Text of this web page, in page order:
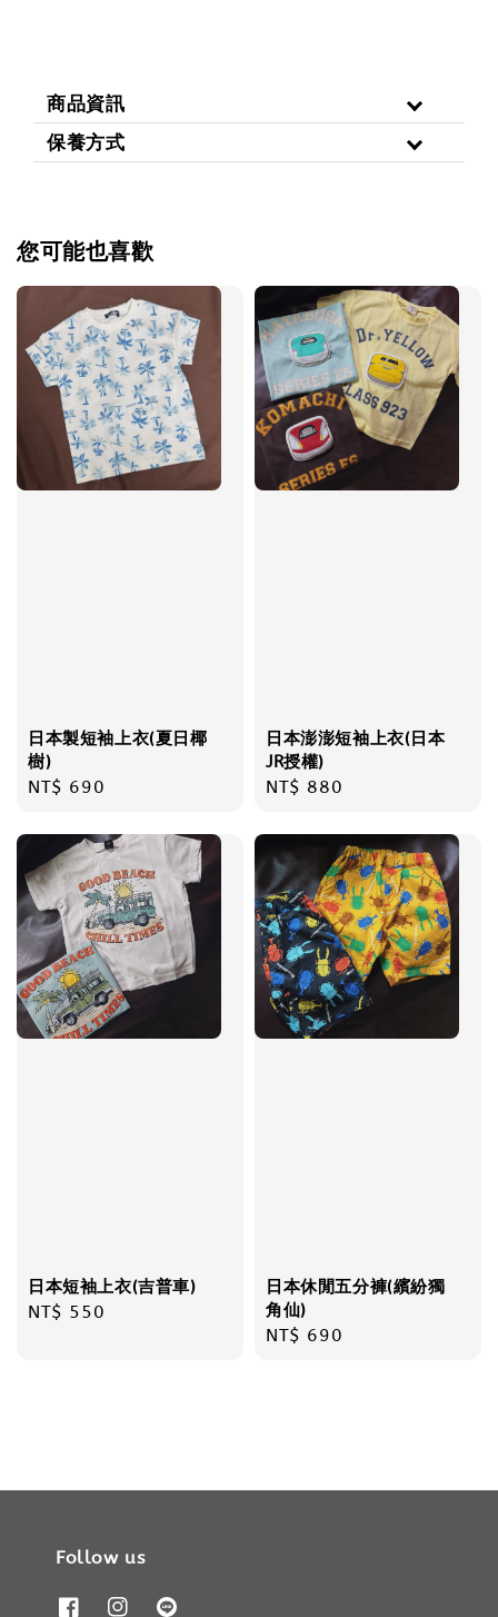
商品資訊
保養方式
您可能也喜歡
日本製短袖上衣(夏日椰
樹)
Regular
NT$ 690
日本澎澎短袖上衣(日本
JR授權)
Regular
NT$ 880
日本短袖上衣(吉普車)
Regular
NT$ 550
日本休閒五分褲(繽紛獨
角仙)
Regular
NT$ 690
Follow us